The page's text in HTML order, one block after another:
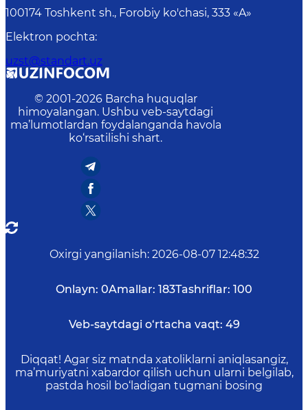
100174 Toshkent sh., Forobiy ko'chasi, 333 «A»
Elektron pochta:
uzst@standart.uz
© 2001-2026 Barcha huquqlar
himoyalangan. Ushbu veb-saytdagi
ma’lumotlardan foydalanganda havola
ko‘rsatilishi shart.
Oxirgi yangilanish: 2026-08-07 12:48:32
Onlayn: 0Amallar: 183Tashriflar: 100
Veb-saytdagi o‘rtacha vaqt: 49
Diqqat! Agar siz matnda xatoliklarni aniqlasangiz,
ma’muriyatni xabardor qilish uchun ularni belgilab,
pastda hosil bo‘ladigan tugmani bosing